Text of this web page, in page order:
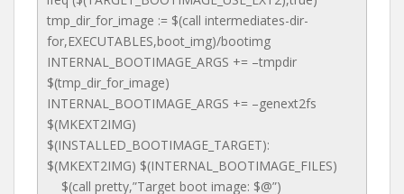
tmp_dir_for_image := $(call intermediates-dir-
for,EXECUTABLES,boot_img)/bootimg
INTERNAL_BOOTIMAGE_ARGS += –tmpdir
$(tmp_dir_for_image)
INTERNAL_BOOTIMAGE_ARGS += –genext2fs
$(MKEXT2IMG)
$(INSTALLED_BOOTIMAGE_TARGET):
$(MKEXT2IMG) $(INTERNAL_BOOTIMAGE_FILES)
$(call pretty,”Target boot image: $@”)